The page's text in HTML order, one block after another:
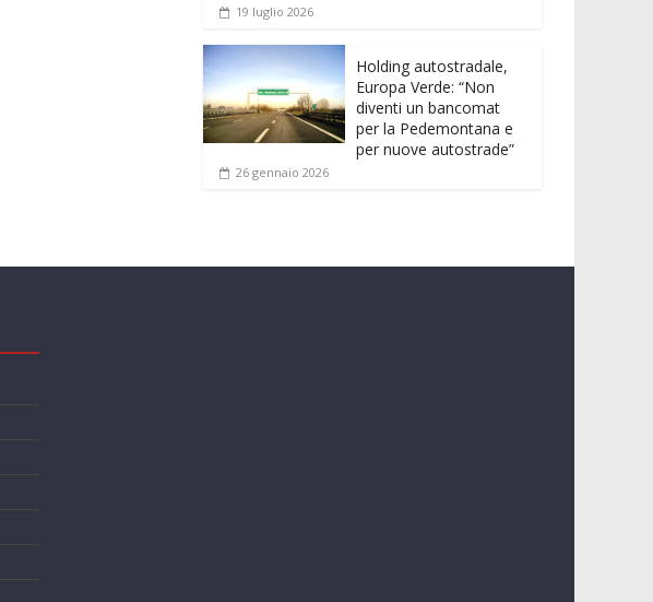
19 luglio 2026
Holding autostradale,
Europa Verde: “Non
diventi un bancomat
per la Pedemontana e
per nuove autostrade”
26 gennaio 2026